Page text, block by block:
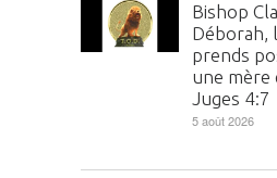
Bishop
Déborah,
prends
une mère
Juges 4:7
5 août 2026